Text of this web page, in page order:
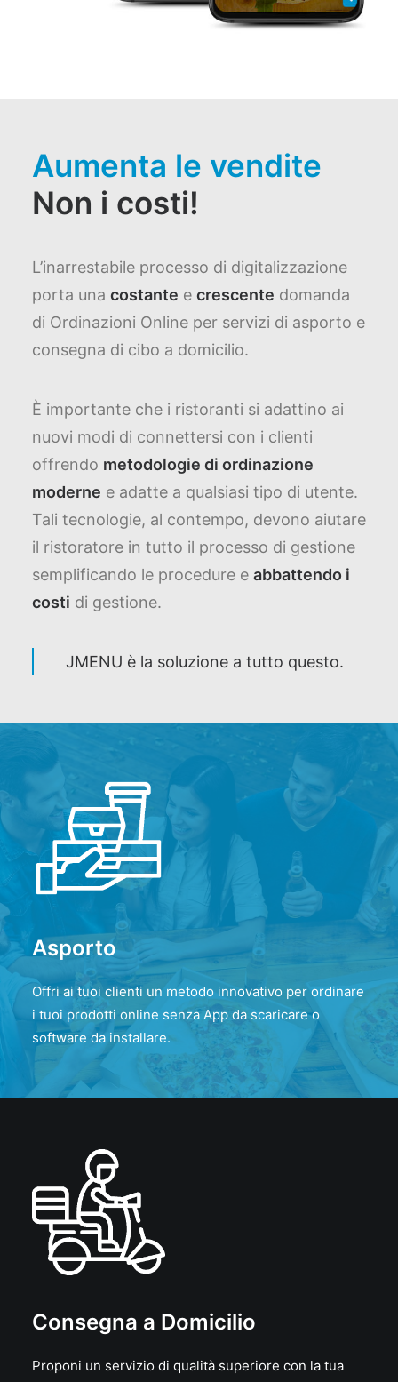
Aumenta le vendite
Non i costi!
L’inarrestabile processo di digitalizzazione
porta una costante e crescente domanda
di Ordinazioni Online per servizi di asporto e
consegna di cibo a domicilio.
È importante che i ristoranti si adattino ai
nuovi modi di connettersi con i clienti
offrendo metodologie di ordinazione
moderne e adatte a qualsiasi tipo di utente.
Tali tecnologie, al contempo, devono aiutare
il ristoratore in tutto il processo di gestione
semplificando le procedure e abbattendo i
costi di gestione.
JMENU è la soluzione a tutto questo.
Asporto
Offri ai tuoi clienti un metodo innovativo per ordinare
i tuoi prodotti online senza App da scaricare o
software da installare.
Consegna a Domicilio
Proponi un servizio di qualità superiore con la tua